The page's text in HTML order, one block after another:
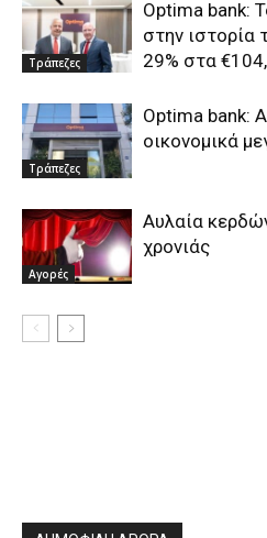
Τράπεζες
Optima bank:
στην ιστορία
29% στα
Τράπεζες
Optima bank:
οικονομικά
Αγορές
Αυλαία
χρονιάς